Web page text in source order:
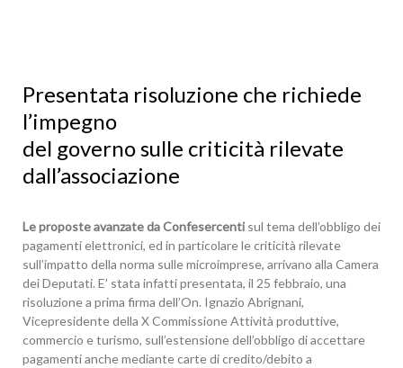
Presentata risoluzione che richiede
l’impegno
del governo sulle criticità rilevate
dall’associazione
Le proposte avanzate da Confesercentisul tema dell’obbligo dei
pagamenti elettronici, ed in particolare le criticità rilevate
sull’impatto della norma sulle microimprese, arrivano alla Camera
dei Deputati. E’ stata infatti presentata, il 25 febbraio, una
risoluzione a prima firma dell’On. Ignazio Abrignani,
Vicepresidente della X Commissione Attività produttive,
commercio e turismo, sull’estensione dell’obbligo di accettare
pagamenti anche mediante carte di credito/debito a